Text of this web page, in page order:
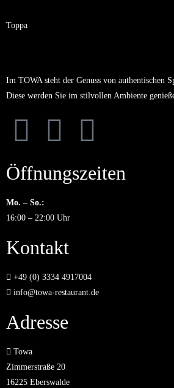
Toppa
Im TOWA steht der Genuss von authentischen
Diese werden Sie im stilvollen Ambiente
Öffnungszeiten
Mo. – So.:
16:00 – 22:00 Uhr
Kontakt
+49 (0) 3334 4917004
info@towa-restaurant.de
Adresse
Towa
Zimmerstraße 20
16225 Eberswalde